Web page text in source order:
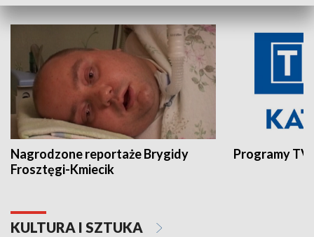
Nagrodzone reportaże Brygidy
Frosztęgi-Kmiecik
Programy
KULTURA I SZTUKA